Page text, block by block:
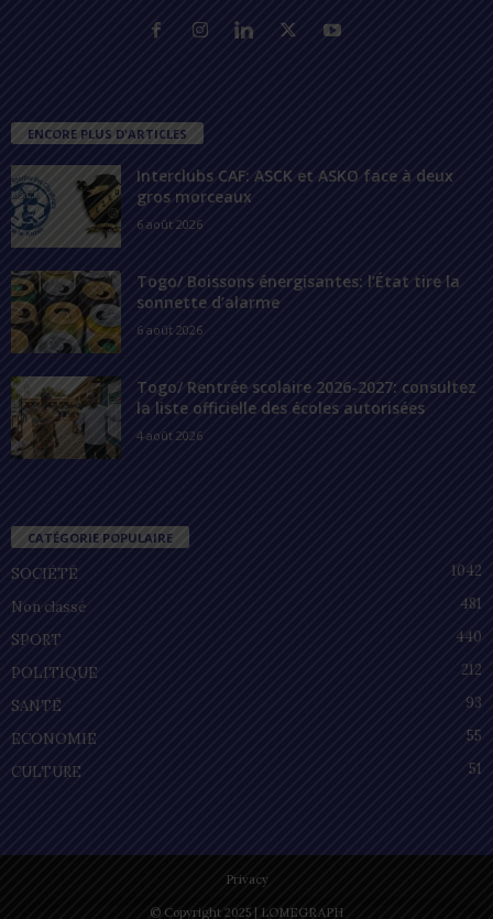
ENCORE PLUS D'ARTICLES
Interclubs CAF: ASCK et ASKO face à deux
gros morceaux
6 août 2026
Togo/ Boissons énergisantes: l’État tire la
sonnette d’alarme
6 août 2026
Togo/ Rentrée scolaire 2026-2027: consultez
la liste officielle des écoles autorisées
4 août 2026
CATÉGORIE POPULAIRE
SOCIÉTÉ
1042
Non classé
481
SPORT
440
POLITIQUE
212
SANTÉ
93
ECONOMIE
55
CULTURE
51
Privacy
© Copyright 2025 | LOMEGRAPH